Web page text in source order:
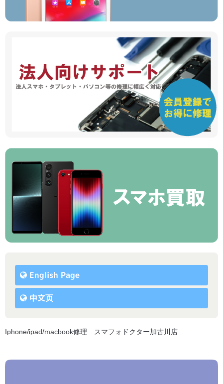
English Page
中文页
Iphone/ipad/macbook修理 スマフォドクター加古川店